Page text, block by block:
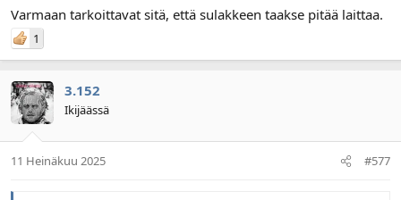
Varmaan tarkoittavat sitä, että sulakkeen taakse pitää laittaa.
1
3.152
Ikijäässä
11 Heinäkuu 2025 #577